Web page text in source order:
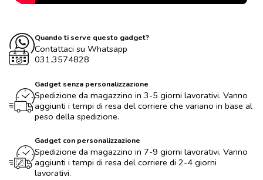
Quando ti serve questo gadget?
Contattaci su Whatsapp
031.3574828
Gadget senza personalizzazione
Spedizione da magazzino in 3-5 giorni lavorativi. Vanno
aggiunti i tempi di resa del corriere che variano in base al
peso della spedizione.
Gadget con personalizzazione
Spedizione da magazzino in 7-9 giorni lavorativi. Vanno
aggiunti i tempi di resa del corriere di 2-4 giorni
lavorativi.